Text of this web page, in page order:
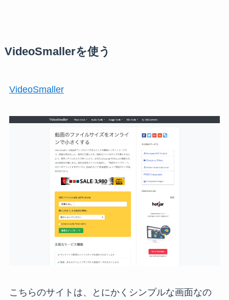
VideoSmallerを使う
VideoSmaller
こちらのサイトは、とにかくシンプルな画面なの